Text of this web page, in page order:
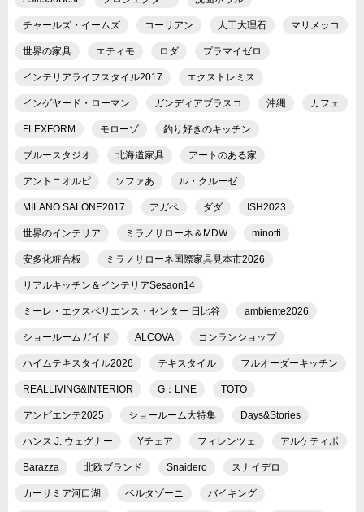
チャールズ・イームズ コーリアン 人工大理石 マリメッコ
世界の家具 エティモ ロダ プラマイゼロ
インテリアライフスタイル2017 エクストレミス
インゲヤード・ローマン ガンディアブラスコ 沖縄 カフェ
FLEXFORM モローゾ 釣り好きのキッチン
ブルースタジオ 北海道家具 アートのある家
アントニオルピ ソファあ ル・クルーゼ
MILANO SALONE2017 アガペ ダダ ISH2023
世界のインテリア ミラノサローネ＆MDW minotti
安多化粧合板 ミラノサローネ国際家具見本市2026
リアルキッチン＆インテリアSesaon14
ミーレ・エクスペリエンス・センター 日比谷 ambiente2026
ショールームガイド ALCOVA コンランショップ
ハイムテキスタイル2026 テキスタイル フルオーダーキッチン
REALLIVING&INTERIOR G：LINE TOTO
アンビエンテ2025 ショールーム大特集 Days&Stories
ハンス J. ウェグナー Yチェア フィレンツェ アルケティポ
Barazza 北欧ブランド Snaidero スナイデロ
カーサミア河口湖 ベルタゾーニ バイキング